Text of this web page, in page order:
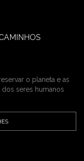
o planeta e as
seres humanos